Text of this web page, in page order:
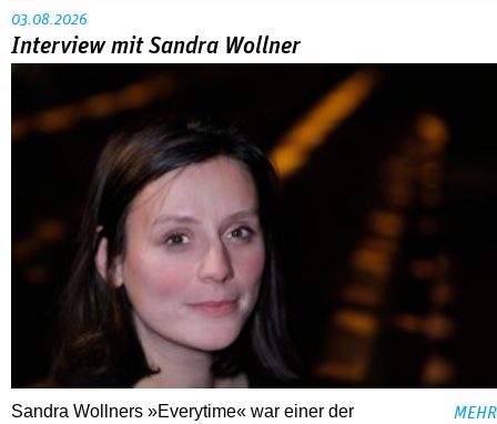
03.08.2026
Interview mit Sandra Wollner
Sandra Wollners »Everytime« war einer der
MEHR